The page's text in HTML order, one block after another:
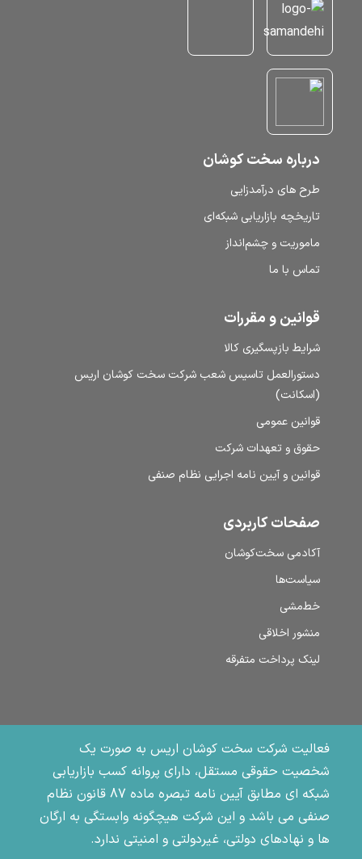
درباره سخت کوشان
طرح‌ های درآمدزایی
تاریخچه بازاریابی شبکه‌ای
ماموریت و چشم‌انداز
تماس با ما
قوانین و مقررات
شرایط بازپسگیری کالا
دستورالعمل تاسیس شعب شرکت سخت کوشان اریس
(اسکانت)
قوانین عمومی
حقوق و تعهدات شرکت
قوانین و آیین نامه اجرایی نظام صنفی
صفحات کاربردی
آکادمی سخت‌کوشان
سیاست‌ها
خط‌مشی
منشور اخلاقی
لینک پرداخت متفرقه
فعالیت شرکت سخت کوشان اریس به صورت یک
شخصیت حقوقی مستقل، دارای پروانه کسب بازاریابی
شبکه ای مطابق آیین نامه تبصره ماده 87 قانون نظام
صنفی می باشد و این شرکت هیچگونه وابستگی به ارگان
ها و نهادهای دولتی، غیردولتی و امنیتی ندارد.